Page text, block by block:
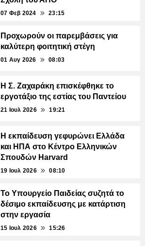
07 Φεβ 2024 23:15
Προχωρούν οι παρεμβάσεις για
καλύτερη φοιτητική στέγη
01 Αυγ 2026 08:03
Η Σ. Ζαχαράκη επισκέφθηκε το
εργοτάξιο της εστίας του Παντείου
21 Ιουλ 2026 19:21
Η εκπαίδευση γεφυρώνει Ελλάδα
και ΗΠΑ στο Κέντρο Ελληνικών
Σπουδών Harvard
19 Ιουλ 2026 08:10
Το Υπουργείο Παιδείας συζητά το
δέσιμο εκπαίδευσης με κατάρτιση
στην εργασία
15 Ιουλ 2026 15:26